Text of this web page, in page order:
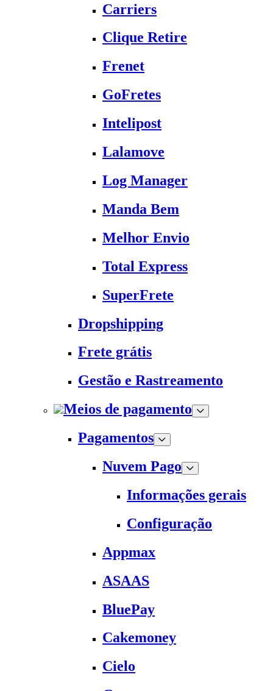
Carriers
Clique Retire
Frenet
GoFretes
Intelipost
Lalamove
Log Manager
Manda Bem
Melhor Envio
Total Express
SuperFrete
Dropshipping
Frete grátis
Gestão e Rastreamento
Meios de pagamento
Pagamentos
Nuvem Pago
Informações gerais
Configuração
Appmax
ASAAS
BluePay
Cakemoney
Cielo